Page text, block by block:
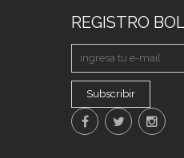
REGISTRO
Subscribir